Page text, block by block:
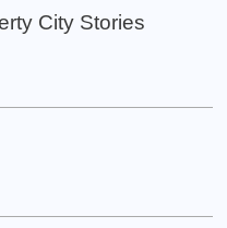
City Stories